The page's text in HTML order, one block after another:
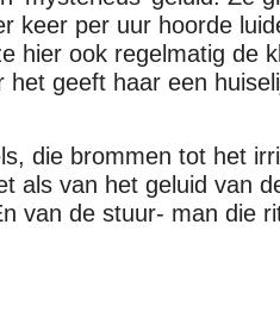
keer per uur hoorde
hier ook regelmatig de
geeft haar een
die brommen tot het
als van het geluid van
van de stuur- man die